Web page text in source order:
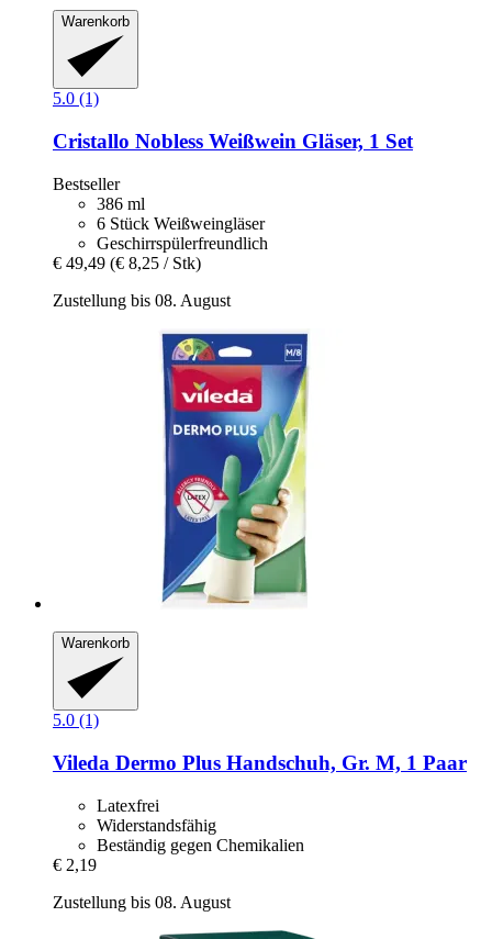
Warenkorb
5.0 (1)
Cristallo Nobless Weißwein Gläser, 1 Set
Bestseller
386 ml
6 Stück Weißweingläser
Geschirrspülerfreundlich
€ 49,49 (€ 8,25 / Stk)
Zustellung bis 08. August
Warenkorb
5.0 (1)
Vileda Dermo Plus Handschuh, Gr. M, 1 Paar
Latexfrei
Widerstandsfähig
Beständig gegen Chemikalien
€ 2,19
Zustellung bis 08. August